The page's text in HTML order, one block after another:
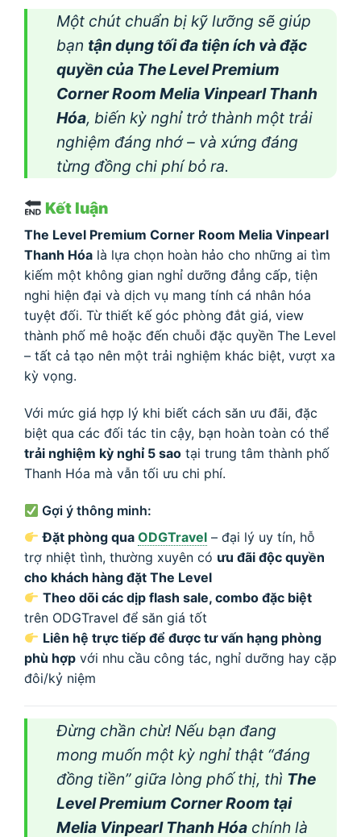
Một chút chuẩn bị kỹ lưỡng sẽ giúp
bạn tận dụng tối đa tiện ích và đặc
quyền của The Level Premium
Corner Room Melia Vinpearl Thanh
Hóa, biến kỳ nghỉ trở thành một trải
nghiệm đáng nhớ – và xứng đáng
từng đồng chi phí bỏ ra.
Kết luận
The Level Premium Corner Room Melia Vinpearl
Thanh Hóa là lựa chọn hoàn hảo cho những ai tìm
kiếm một không gian nghỉ dưỡng đẳng cấp, tiện
nghi hiện đại và dịch vụ mang tính cá nhân hóa
tuyệt đối. Từ thiết kế góc phòng đắt giá, view
thành phố mê hoặc đến chuỗi đặc quyền The Level
– tất cả tạo nên một trải nghiệm khác biệt, vượt xa
kỳ vọng.
Với mức giá hợp lý khi biết cách săn ưu đãi, đặc
biệt qua các đối tác tin cậy, bạn hoàn toàn có thể
trải nghiệm kỳ nghỉ 5 sao tại trung tâm thành phố
Thanh Hóa mà vẫn tối ưu chi phí.
Gợi ý thông minh:
Đặt phòng quaODGTravel – đại lý uy tín, hỗ
trợ nhiệt tình, thường xuyên có ưu đãi độc quyền
cho khách hàng đặt The Level
Theo dõi các dịp flash sale, combo đặc biệt
trên ODGTravel để săn giá tốt
Liên hệ trực tiếp để được tư vấn hạng phòng
phù hợp với nhu cầu công tác, nghỉ dưỡng hay cặp
đôi/kỷ niệm
Đừng chần chừ! Nếu bạn đang
mong muốn một kỳ nghỉ thật “đáng
đồng tiền” giữa lòng phố thị, thì The
Level Premium Corner Room tại
Melia Vinpearl Thanh Hóa chính là